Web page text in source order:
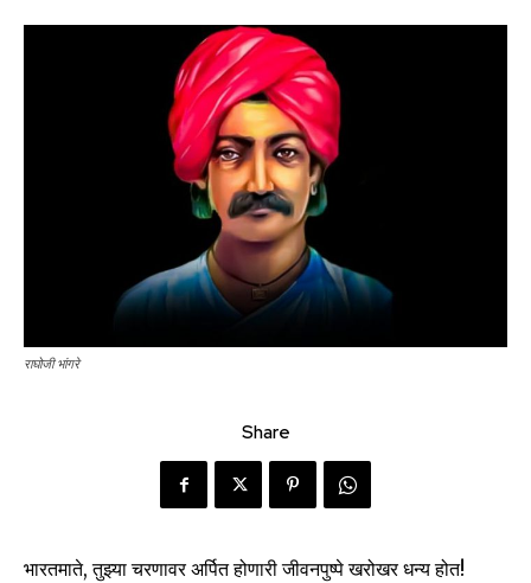
राघोजी भांगरे
Share
भारतमाते, तुझ्या चरणावर अर्पित होणारी जीवनपुष्पे खरोखर धन्य होत!